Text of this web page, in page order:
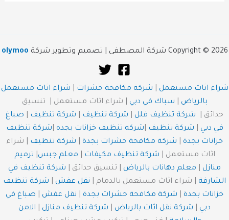
Copyright © 2026 شركة المصطفى | تصميم وتطوير شركة olymoo
شراء اثاث مستعمل شركة مكافحة حشرات
شراء اثاث مستعمل
بالرياض
سباك في دبي | شراء اثاث مستعمل | تنسيق
حدائق | شركة تنظيف فلل شركة تنظيف شركة تنظيف
صباغ
في دبي
شركة تنظيف شركه تنظيف خزانات بجده
شركة تنظيف
خزانات بجدة
شركة مكافحة حشرات بجدة شركة تنظيف
| شراء
اثاث مستعمل | شركة تنظيف مكيفات معلم جبس
ترميم
منازل
معلم دهانات بالرياض | تنسيق حدائق | شركة تنظيف في
الشارقة | شراء اثاث مستعمل بالدمام | نقل عفش
شركة تنظيف
خزانات بجدة
شركة مكافحة حشرات بجدة نقل عفش
صباغ في
دبي
شركة نقل اثاث بالرياض شركة تنظيف منازل
الامن